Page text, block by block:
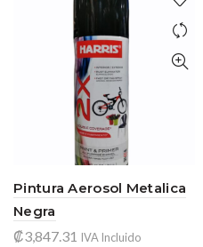
Pintura Aerosol Metalica
Negra
₡3,847.31 IVA Incluido